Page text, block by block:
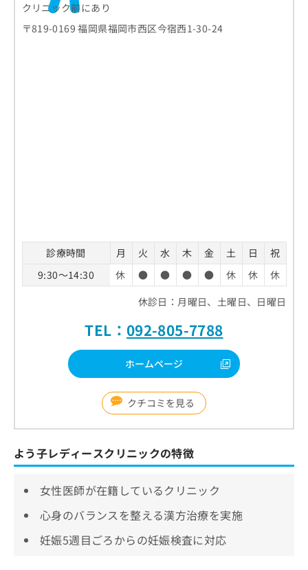
クリニック前にあり
〒819-0169 福岡県福岡市西区今宿西1-30-24
診療時間 月 火 水 木 金 土 日
祝
9:30～14:30
休 ● ● ● ● 休 休
休
休診日：月曜日、土曜日、日曜日
TEL： 092-805-7788
ホームページ
クチコミを見る
よう子レディースクリニックの特徴
女性医師が在籍しているクリニック
心身のバランスを整える漢方治療を実施
妊娠5週目ごろからの妊娠検査に対応